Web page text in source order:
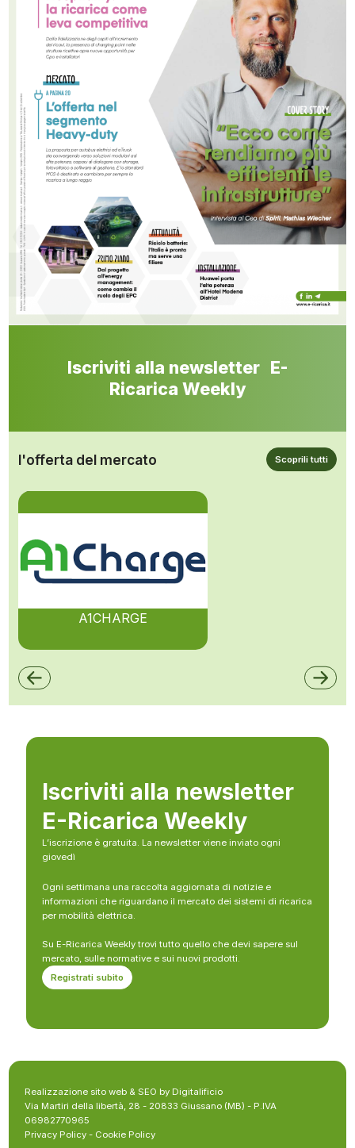
Iscriviti alla newsletter E-
Ricarica Weekly
l'offerta del mercato Scoprili tutti
A1CHARGE
Iscriviti alla newsletter
E-Ricarica Weekly
L’iscrizione è gratuita. La newsletter viene inviato ogni
giovedì
Ogni settimana una raccolta aggiornata di notizie e
informazioni che riguardano il mercato dei sistemi di ricarica
per mobilità elettrica.
Su E-Ricarica Weekly trovi tutto quello che devi sapere sul
mercato, sulle normative e sui nuovi prodotti.
Registrati subito
Realizzazione sito web & SEO by Digitalificio
Via Martiri della libertà, 28 - 20833 Giussano (MB) - P.IVA
06982770965
Privacy Policy - Cookie Policy